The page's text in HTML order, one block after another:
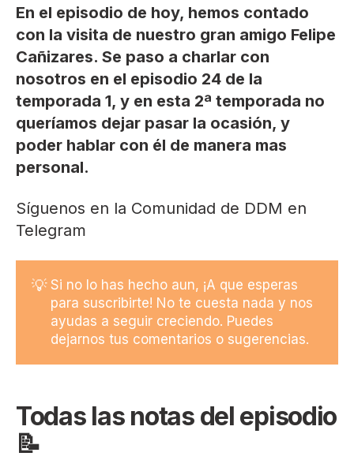
En el episodio de hoy, hemos contado
con la visita de nuestro gran amigo Felipe
Cañizares. Se paso a charlar con
nosotros en el episodio 24 de la
temporada 1, y en esta 2ª temporada no
queríamos dejar pasar la ocasión, y
poder hablar con él de manera mas
personal.
Síguenos en la Comunidad de DDM en
Telegram
💡 Si no lo has hecho aun, ¡A que esperas
para suscribirte! No te cuesta nada y nos
ayudas a seguir creciendo. Puedes
dejarnos tus comentarios o sugerencias.
Todas las notas del episodio
📝